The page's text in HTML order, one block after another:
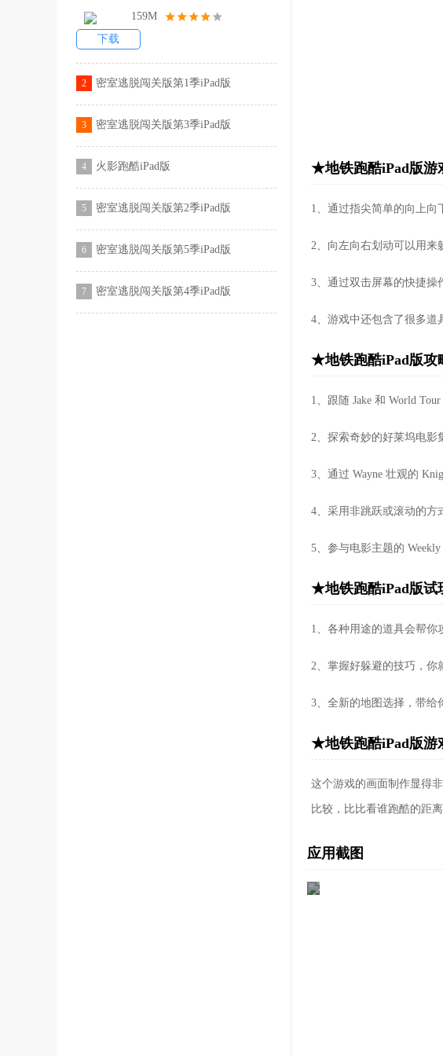
159M
下载
2 密室逃脱闯关版第1季iPad版
3 密室逃脱闯关版第3季iPad版
4 火影跑酷iPad版
5 密室逃脱闯关版第2季iPad版
6 密室逃脱闯关版第5季iPad版
7 密室逃脱闯关版第4季iPad版
★地铁跑酷iPad版游
1、通过指尖简单的向上向
2、向左向右划动可以用来
3、通过双击屏幕的快捷操
4、游戏中还包含了很多道
★地铁跑酷iPad版攻
1、跟随 Jake 和 World
2、探索奇妙的好莱坞电影
3、通过 Wayne 壮观的
4、采用非跳跃或滚动的方
5、参与电影主题的 Weekly
★地铁跑酷iPad版试
1、各种用途的道具会帮你
2、掌握好躲避的技巧，你
3、全新的地图选择，带给
★地铁跑酷iPad版游
这个游戏的画面制作显得
比较，比比看谁跑酷的距
应用截图